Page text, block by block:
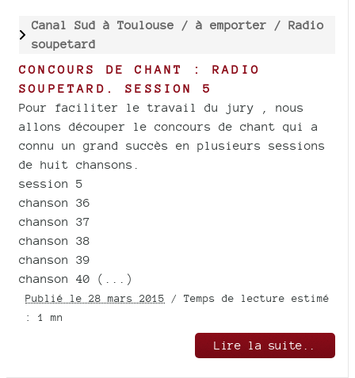
Canal Sud à Toulouse / à emporter / Radio
soupetard
CONCOURS DE CHANT : RADIO
SOUPETARD. SESSION 5
Pour faciliter le travail du jury , nous
allons découper le concours de chant qui a
connu un grand succès en plusieurs sessions
de huit chansons.
session 5
chanson 36
chanson 37
chanson 38
chanson 39
chanson 40 (...)
Publié le 28 mars 2015 / Temps de lecture estimé
: 1 mn
Lire la suite..